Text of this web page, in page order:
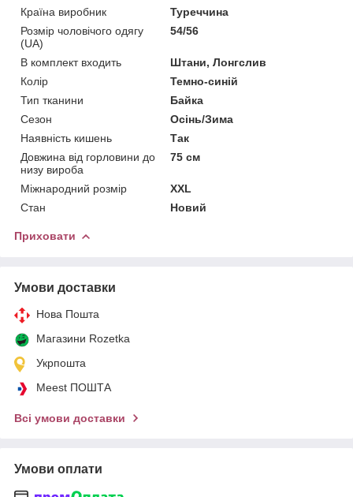
Країна виробник
Туреччина
Розмір чоловічого одягу
(UA)
54/56
В комплект входить
Штани, Лонгслив
Колір
Темно-синій
Тип тканини
Байка
Сезон
Осінь/Зима
Наявність кишень
Так
Довжина від горловини до
низу вироба
75 см
Міжнародний розмір
XXL
Стан
Новий
Приховати
Умови доставки
Нова Пошта
Магазини Rozetka
Укрпошта
Meest ПОШТА
Всі умови доставки
Умови оплати